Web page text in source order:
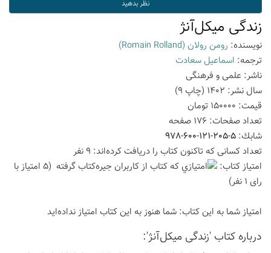
زندگی میکل‌آنژ
نویسنده: رومن رولان (Romain Rolland)
ترجمه: اسماعیل سعادت
ناشر: علمی و فرهنگی
سال نشر: 1402 (چاپ 9
)
قیمت: 150000 تومان
تعداد صفحات: 176 صفحه
شابك: 978-600-121-205-5
تعداد كسانی كه تاكنون كتاب را دریافت كرده‌اند: 9 نفر
امتیاز كتاب:
(5 امتیاز با
رای 1 نفر)
امتیاز شما به این كتاب: شما هنوز به این كتاب امتیاز نداده‌اید
درباره كتاب 'زندگی میکل‌آنژ':